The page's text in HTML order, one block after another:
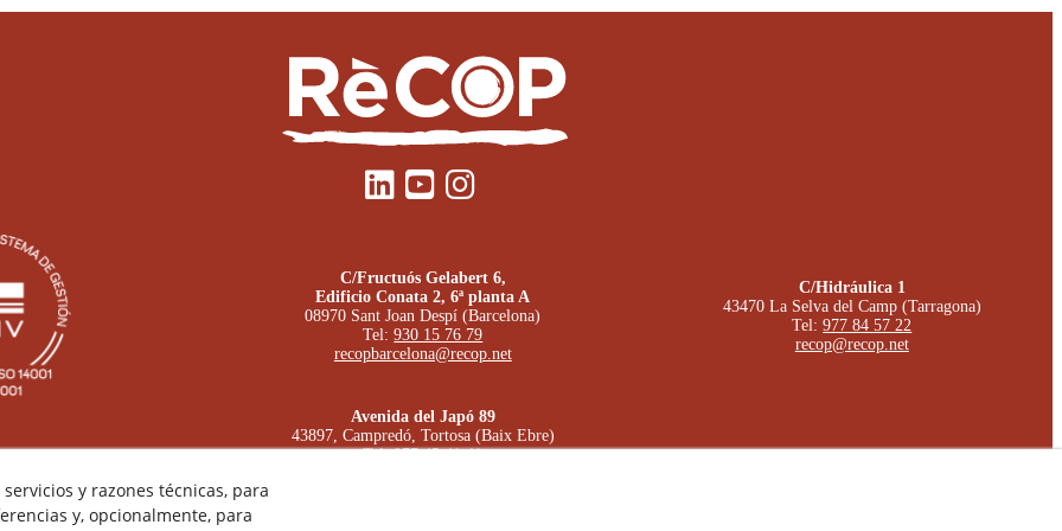
C/Fructuós Gelabert 6,
Edificio Conata 2, 6ª planta A
08970 Sant Joan Despí (Barcelona)
Tel:930 15 76 79
recopbarcelona@recop.net
C/Hidráulica 1
43470 La Selva del Camp (Tarragona)
Tel:977 84 57 22
recop@recop.net
Avenida del Japó 89
43897, Campredó, Tortosa (Baix Ebre)
Tel:977 45 41 41
y seguridad y salud en el trabajo
y razones técnicas, para
y, opcionalmente, para